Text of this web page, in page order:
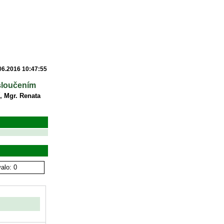
10:47:55
Mgr. Renata
0